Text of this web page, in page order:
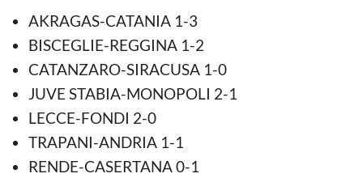
AKRAGAS-CATANIA 1-3
BISCEGLIE-REGGINA 1-2
CATANZARO-SIRACUSA 1-0
JUVE STABIA-MONOPOLI 2-1
LECCE-FONDI 2-0
TRAPANI-ANDRIA 1-1
RENDE-CASERTANA 0-1